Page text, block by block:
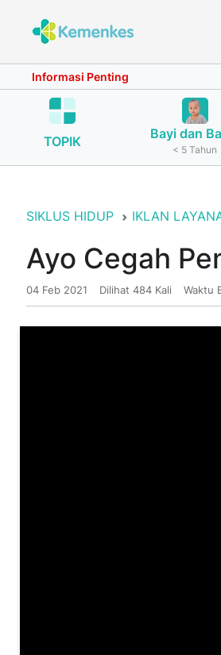
Informasi Penting
TOPIK Bayi dan
< 5 Tahun
SIKLUS HIDUP IKLAN
Ayo Cegah
04 Feb 2021 Dilihat 484 Kali Waktu